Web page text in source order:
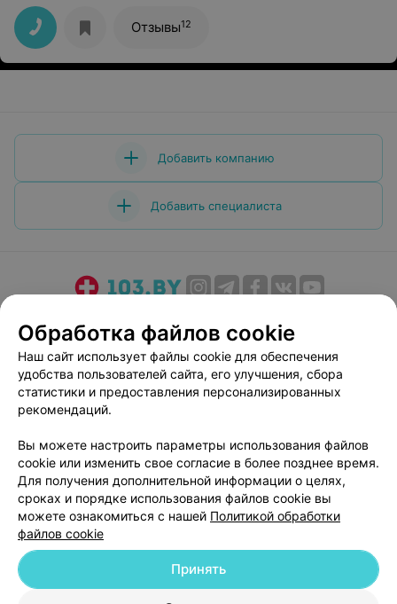
Неужели за это время ни разу не заканчивался
разговор? Может,надо как-то по-иному организовать
запись? Очень обидно,что никуда не дозвониться,не
достучаться.Создается впечатление,что трубку
положили.Вот Вам и чуткое отношение!
Отзывы12
Добавить компанию
Добавить специалиста
Медицинский маркетинг
Публичный договор
Пользовательское соглашение
Способы оплаты
Вакансии
Партнеры
Написать руководителю 103.by
Персональные настройки cookie
Обработка персональных данных
Обработка файлов cookie
Наш сайт использует файлы cookie для обеспечения
удобства пользователей сайта, его улучшения, сбора
статистики и предоставления персонализированных
рекомендаций.
Вы можете настроить параметры использования файлов
cookie или изменить свое согласие в более позднее время.
Для получения дополнительной информации о целях,
сроках и порядке использования файлов cookie вы
можете ознакомиться с нашей Политикой обработки
файлов cookie
Принять